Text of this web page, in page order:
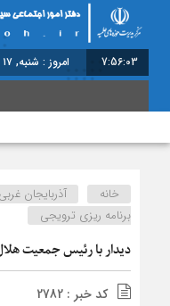
7:56:03 امروز : شنبه, ۱۷ مرداد , ۱۴۰۵
خانه آذربایجان غربی
برنامه ریزی ترویجی
دیدار با رئیس جمعیت
کد خبر : 2782